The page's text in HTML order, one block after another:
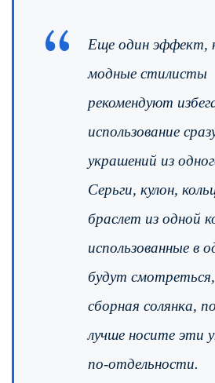
Еще один эффект,
модные стилисты
рекомендуют
использование
украшений из
Серьги, кулон,
браслет из одной
использованные в
будут
сборная солянка,
лучше носите эти
по-отдельности.